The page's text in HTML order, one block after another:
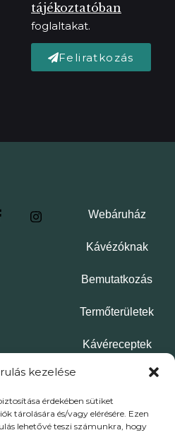
kezelése
érdekében sütiket
tárolására és/vagy elérésére. Ezen
lehetővé teszi számunkra, hogy
tájékoztatóban
foglaltakat.
Feliratkozás
Webáruház
Kávézóknak
Bemutatkozás
Termőterületek
Kávéreceptek
tájékoztatóImpresszum